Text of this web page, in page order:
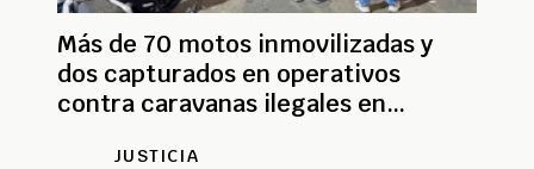
Más de 70 motos inmovilizadas y
dos capturados en operativos
contra caravanas ilegales en
JUSTICIA